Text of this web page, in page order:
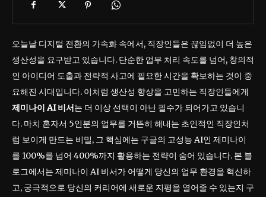
오늘날 디지털 전환의 가속화 속에서, 직장인들은 끊임없이 더 높은
생산성을 요구받고 있습니다. 단순한 업무 처리 속도를 넘어, 창의적
인 아이디어 도출과 전략적 사고에 필요한 시간을 확보하는 것이 중
요해진 시대입니다. 이처럼 생산성 향상을 고민하는 직장인들에게
제미나이 AI 비서는 더 이상 선택이 아닌 필수가 되어가고 있습니
다. 마치 혼자서 5인분의 업무를 거뜬히 해내는 초인적인 직장인처
럼 보이게 만드는 비밀, 그 핵심에는 구글의 고성능 AI인 제미나이
를 100%를 넘어 400%까지 활용하는 전략이 숨어 있습니다. 본 블
로그에서는 제미나이 AI 비서가 어떻게 당신의 업무 환경을 혁신하
고, 궁극적으로 당신의 커리어에 새로운 지평을 열어줄 수 있는지 구